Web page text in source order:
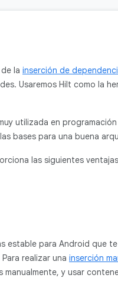
la inserción de
Usaremos Hilt como la
utilizada en
bases para una buena
las siguientes
estable para Android que
realizar una inserción
y usar